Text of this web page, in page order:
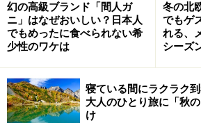
幻の高級ブランド「間人ガ
ニ」はなぜおいしい？日本人
でもめったに食べられない希
少性のワケは
冬の北
でもゲ
れる、
シーズ
寝ている間にラクラク
大人のひとり旅に「秋
け